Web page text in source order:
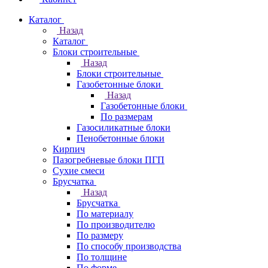
Каталог
Назад
Каталог
Блоки строительные
Назад
Блоки строительные
Газобетонные блоки
Назад
Газобетонные блоки
По размерам
Газосиликатные блоки
Пенобетонные блоки
Кирпич
Пазогребневые блоки ПГП
Сухие смеси
Брусчатка
Назад
Брусчатка
По материалу
По производителю
По размеру
По способу производства
По толщине